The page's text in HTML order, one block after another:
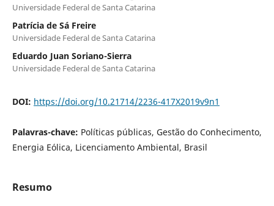
Universidade Federal de Santa Catarina
Patrícia de Sá Freire
Universidade Federal de Santa Catarina
Eduardo Juan Soriano-Sierra
Universidade Federal de Santa Catarina
DOI: https://doi.org/10.21714/2236-417X2019v9n1
Palavras-chave: Políticas públicas, Gestão do Conhecimento,
Energia Eólica, Licenciamento Ambiental, Brasil
Resumo